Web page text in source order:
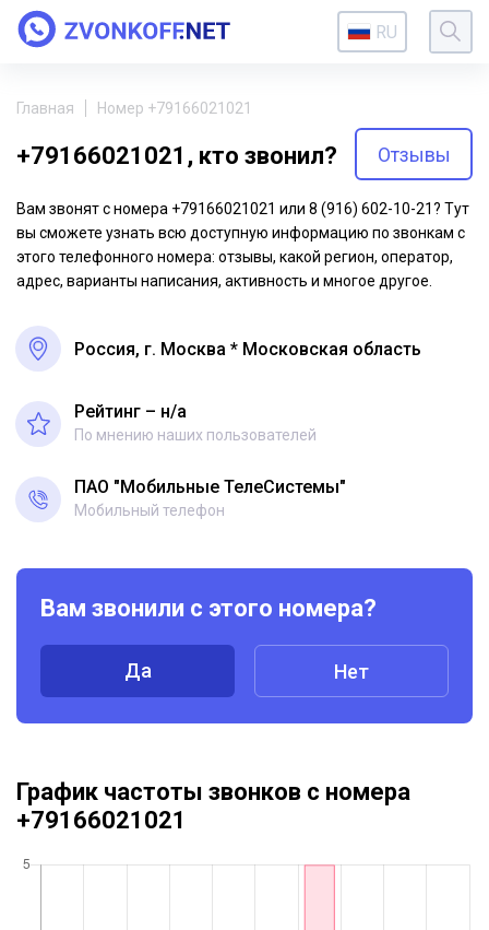
RU
Главная Номер +79166021021
+79166021021, кто звонил? Отзывы
Вам звонят с номера +79166021021 или 8 (916) 602-10-21? Тут
вы сможете узнать всю доступную информацию по звонкам с
этого телефонного номера: отзывы, какой регион, оператор,
адрес, варианты написания, активность и многое другое.
Россия, г. Москва * Московская область
Рейтинг – н/a
По мнению наших пользователей
ПАО "Мобильные ТелеСистемы"
Мобильный телефон
Вам звонили с этого номера?
Да Нет
График частоты звонков с номера
+79166021021